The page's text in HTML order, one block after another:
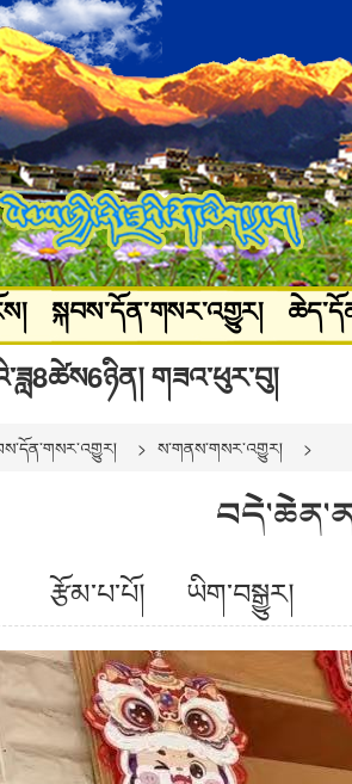
སྐབས་དོན་གསར་འགྱུར།
སྒྲ་བརྙན་དགའ་ཚལ།
གཟའ་ཕུར་བུ།
ས་གནས་གསར་འགྱུར།
རྩོམ་པ་པོ། ཡིག་བསྒྱུར།